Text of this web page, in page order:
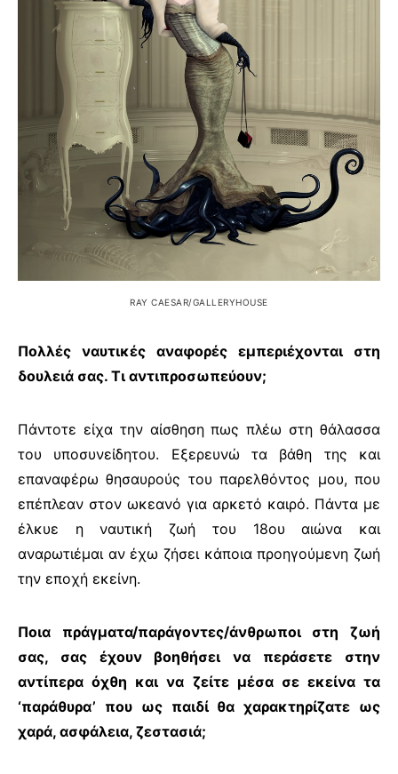
RAY CAESAR/GALLERYHOUSE
Πολλές ναυτικές αναφορές εμπεριέχονται στη
δουλειά σας. Τι αντιπροσωπεύουν;
Πάντοτε είχα την αίσθηση πως πλέω στη θάλασσα
του υποσυνείδητου. Εξερευνώ τα βάθη της και
επαναφέρω θησαυρούς του παρελθόντος μου, που
επέπλεαν στον ωκεανό για αρκετό καιρό. Πάντα με
έλκυε η ναυτική ζωή του 18ου αιώνα και
αναρωτιέμαι αν έχω ζήσει κάποια προηγούμενη ζωή
την εποχή εκείνη.
Ποια πράγματα/παράγοντες/άνθρωποι στη ζωή
σας, σας έχουν βοηθήσει να περάσετε στην
αντίπερα όχθη και να ζείτε μέσα σε εκείνα τα
‘παράθυρα’ που ως παιδί θα χαρακτηρίζατε ως
χαρά, ασφάλεια, ζεστασιά;